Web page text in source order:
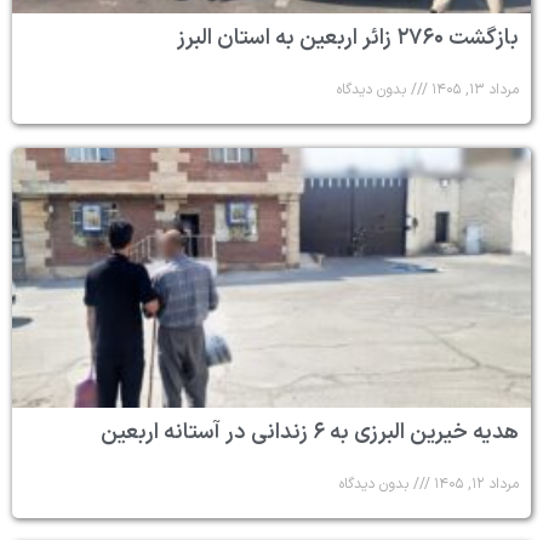
بازگشت ۲۷۶۰ زائر اربعین به استان البرز
مرداد ۱۳, ۱۴۰۵ بدون دیدگاه
هدیه خیرین البرزی به ۶ زندانی در آستانه اربعین
مرداد ۱۲, ۱۴۰۵ بدون دیدگاه